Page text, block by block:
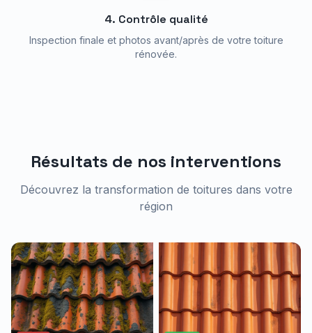
4. Contrôle qualité
Inspection finale et photos avant/après de votre toiture
rénovée.
Résultats de nos interventions
Découvrez la transformation de toitures dans votre
région